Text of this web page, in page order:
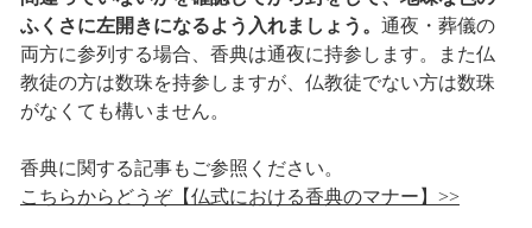
ふくさに左開きになるよう入れましょう。 通夜・葬儀の
両方に参列する場合、香典は通夜に持参します。また仏
教徒の方は数珠を持参しますが、仏教徒でない方は数珠
がなくても構いません。
香典に関する記事もご参照ください。
こちらからどうぞ【仏式における香典のマナー】>>